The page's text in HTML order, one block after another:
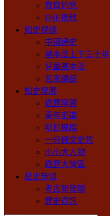
教育灼見
DSE視頻
知史視頻
中國通史
基本法上下三十年
兒童基本法
名家講座
知史學園
遊歷學習
青年史識
明日棟樑
一分鐘文史哲
小小大人物
遊歷大灣區
歷史新知
考古新發現
歷史資訊